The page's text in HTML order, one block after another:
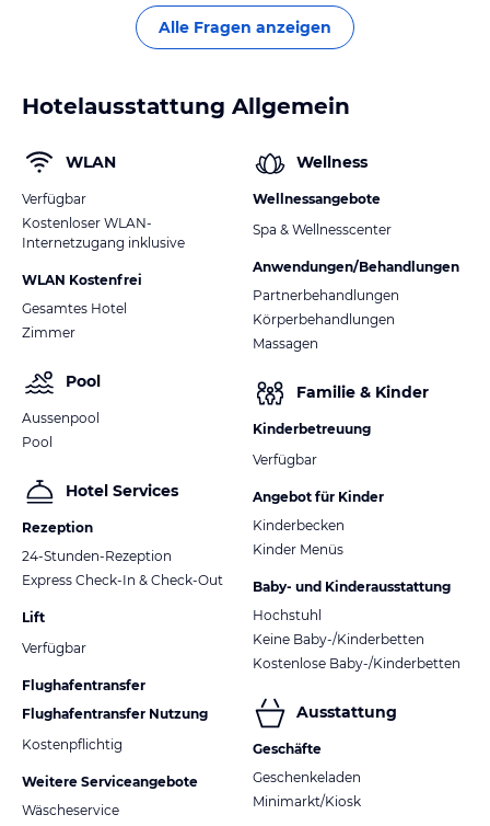
Alle Fragen anzeigen
Hotelausstattung Allgemein
WLAN
Verfügbar
Kostenloser WLAN-
Internetzugang inklusive
WLAN Kostenfrei
Gesamtes Hotel
Zimmer
Pool
Aussenpool
Pool
Hotel Services
Rezeption
24-Stunden-Rezeption
Express Check-In & Check-Out
Lift
Verfügbar
Flughafentransfer
Flughafentransfer Nutzung
Kostenpflichtig
Weitere Serviceangebote
Wäscheservice
Wellness
Wellnessangebote
Spa & Wellnesscenter
Anwendungen/Behandlungen
Partnerbehandlungen
Körperbehandlungen
Massagen
Familie & Kinder
Kinderbetreuung
Verfügbar
Angebot für Kinder
Kinderbecken
Kinder Menüs
Baby- und Kinderausstattung
Hochstuhl
Keine Baby-/Kinderbetten
Kostenlose Baby-/Kinderbetten
Ausstattung
Geschäfte
Geschenkeladen
Minimarkt/Kiosk